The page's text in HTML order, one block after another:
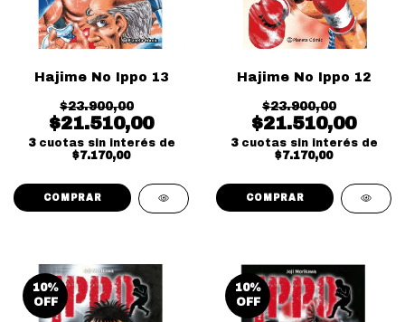
Hajime No Ippo 13
$23.900,00
$21.510,00
3 cuotas sin interés de
$7.170,00
Hajime No Ippo 12
$23.900,00
$21.510,00
3 cuotas sin interés de
$7.170,00
10%
OFF
10%
OFF